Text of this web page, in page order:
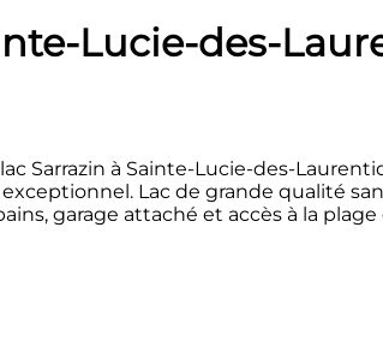
Lucie-des-
Sarrazin à Sainte-Lucie-des-
Lac de grande qualité
garage attaché et accès à la